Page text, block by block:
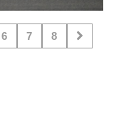
6 7 8